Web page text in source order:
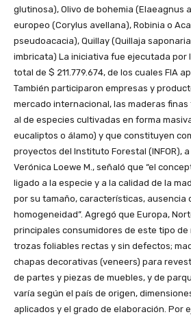
glutinosa), Olivo de bohemia (Elaeagnus
europeo (Corylus avellana), Robinia o
pseudoacacia), Quillay (Quillaja
imbricata) La iniciativa fue ejecutada por
total de $ 211.779.674, de los cuales FIA
También participaron empresas y
mercado internacional, las maderas
al de especies cultivadas en forma
eucaliptos o álamo) y que constituyen
proyectos del Instituto Forestal (INFOR),
Verónica Loewe M., señaló que “el
ligado a la especie y a la calidad de la
por su tamaño, características, ausencia
homogeneidad”. Agregó que Europa,
principales consumidores de este tipo de
trozas foliables rectas y sin defectos;
chapas decorativas (veneers) para
de partes y piezas de muebles, y de
varía según el país de origen,
aplicados y el grado de elaboración. Por